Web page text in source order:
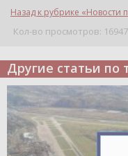
Назад к рубрике
Кол-во просмотров: 16947
Другие статьи по
Telegram
Подпишитесь на
чтобы следить за
Спасибо, я уже с